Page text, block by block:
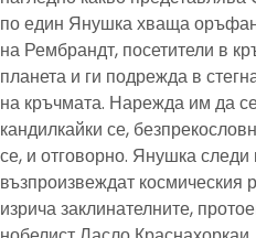
по един Янушка хваща
на Рембрандт, посетители в
планета и ги подрежда в
на кръчмата. Нарежда им да
кандилкайки се,
се, и отговорно. Янушка следи
възпроизвеждат космическия
изрича заклинателните,